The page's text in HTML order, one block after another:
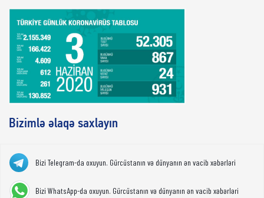
Bizimlə əlaqə saxlayın
Bizi Telegram-da oxuyun. Gürcüstanın və dünyanın ən vacib xəbərləri
Bizi WhatsApp-da oxuyun. Gürcüstanın və dünyanın ən vacib xəbərləri